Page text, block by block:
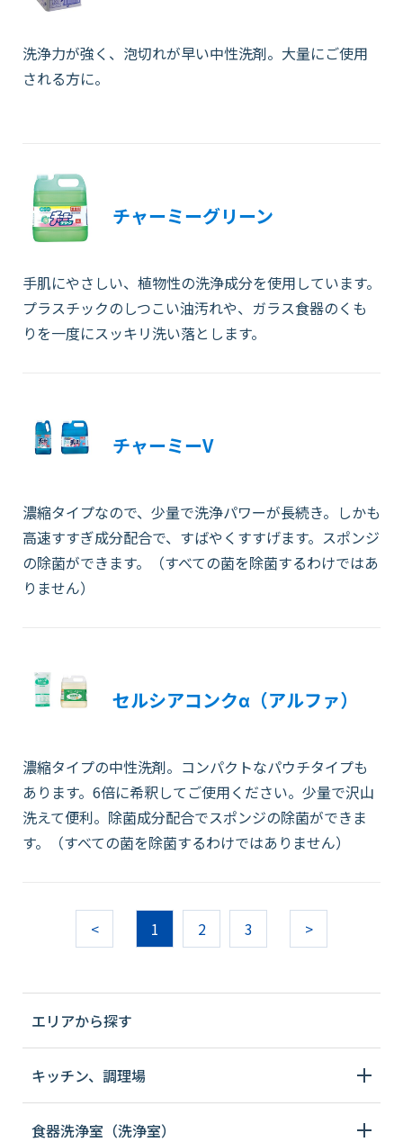
洗浄力が強く、泡切れが早い中性洗剤。大量にご使用
される方に。
チャーミーグリーン
手肌にやさしい、植物性の洗浄成分を使用しています。
プラスチックのしつこい油汚れや、ガラス食器のくも
りを一度にスッキリ洗い落とします。
チャーミーV
濃縮タイプなので、少量で洗浄パワーが長続き。しかも
高速すすぎ成分配合で、すばやくすすげます。スポンジ
の除菌ができます。（すべての菌を除菌するわけではあ
りません）
セルシアコンクα（アルファ）
濃縮タイプの中性洗剤。コンパクトなパウチタイプも
あります。6倍に希釈してご使用ください。少量で沢山
洗えて便利。除菌成分配合でスポンジの除菌ができま
す。（すべての菌を除菌するわけではありません）
< 1 2 3 >
エリアから探す
キッチン、調理場
食器洗浄室（洗浄室）